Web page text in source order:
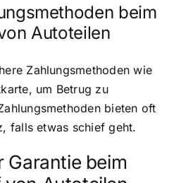
beim
Autoteilen
Zahlungsmethoden wie
um Betrug zu
bieten oft
falls etwas schief geht.
Garantie beim